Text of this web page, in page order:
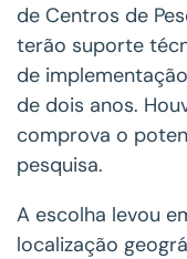
de Centros de
terão suporte
de
de dois anos.
comprova o
pesquisa.
A escolha levou
localização